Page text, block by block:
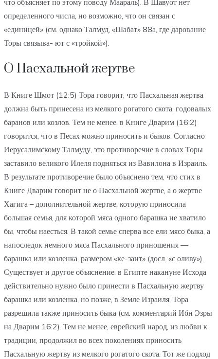
определенного числа, но возможно, что он связан с
«единицей» (см. однако Талмуд, «Шабат» 88а, где дарование
Торы связыва- ют с «тройкой»).
О Пасхальной жертве
В Книге Шмот (12:5) Тора говорит, что Пасхальная жертва
должна быть принесена из мелкого рогатого скота, годовалых
баранов или козлов. Тем не менее, в Книге Дварим (16:2)
говорится, что в Песах можно приносить и быков. Согласно
Иерусалимскому Талмуду, это противоречие в словах Торы
заставило великого Илеля подняться из Вавилона в Израиль.
В результате противоречие было объяснено тем, что стих в
Книге Дварим говорит не о Пасхальной жертве, а о жертве
Хагига – дополнительной жертве, которую приносила
большая семья, для которой мяса одного барашка не хватило
бы, чтобы наесться. В такой семье сперва все ели мясо быка, а
напоследок немного мяса Пасхального приношения —
барашка или козленка, размером «ке-заит» (досл. «с оливу»).
Существует и другое объяснение: в Египте накануне Исхода
действительно нужно было принести в Пасхальную жертву
барашка или козленка, но позже, в Земле Израиля, Тора
разрешила также приносить быка (см. комментарий Ибн Эзры
на Дварим 16:2). Тем не менее, еврейский народ, из любви к
традиции, продолжил во всех поколениях приносить
Пасхальную жертву из мелкого рогатого скота. Тот же подход